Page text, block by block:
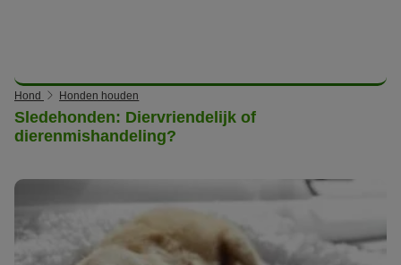
Hond Honden houden
Sledehonden: Diervriendelijk of
dierenmishandeling?